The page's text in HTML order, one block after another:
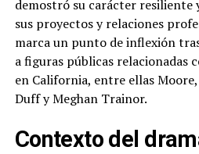
demostró su carácter resiliente
sus proyectos y relaciones
marca un punto de inflexión
a figuras públicas relacionadas
en California, entre ellas
Duff y Meghan Trainor.
Contexto del